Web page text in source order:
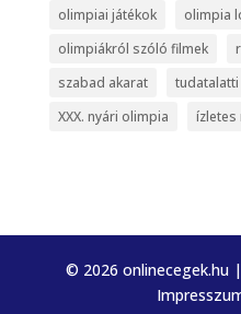
olimpiai játékok
olimpia
olimpiákról szóló filmek
szabad akarat
tudatalatti
XXX. nyári olimpia
ízletes
© 2026